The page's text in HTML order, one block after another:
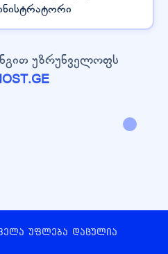
უზრუნველოფს
უფლება დაცულია